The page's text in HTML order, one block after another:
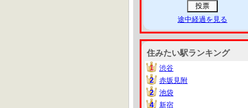
途中経過を見る
住みたい駅ランキング
1
1
渋谷
2
2
赤坂見附
2
2
池袋
4
4
新宿